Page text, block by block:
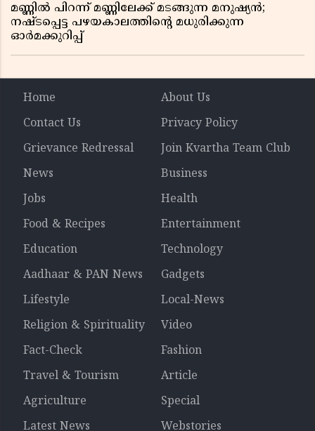
മണ്ണിൽ പിറന്ന് മണ്ണിലേക്ക് മടങ്ങുന്ന മനുഷ്യൻ;
നഷ്ടപ്പെട്ട പഴയകാലത്തിൻ്റെ മധുരിക്കുന്ന
ഓർമക്കുറിപ്പ്
Home
About Us
Contact Us
Privacy Policy
Grievance Redressal
Join Kvartha Team Club
News
Business
Jobs
Health
Food & Recipes
Entertainment
Education
Technology
Aadhaar & PAN News
Gadgets
Lifestyle
Local-News
Religion & Spirituality
Video
Fact-Check
Fashion
Travel & Tourism
Article
Agriculture
Special
Latest News
Webstories